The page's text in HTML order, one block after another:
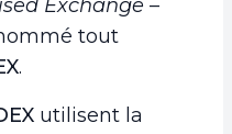
Exchange –
tout
.
utilisent la